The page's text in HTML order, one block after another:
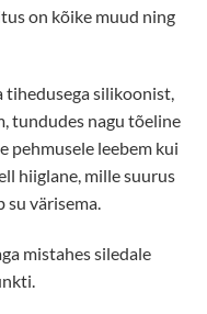
on kõike muud ning
tihedusega silikoonist,
tundudes nagu tõeline
pehmusele leebem kui
hiiglane, mille suurus
su värisema.
mistahes siledale